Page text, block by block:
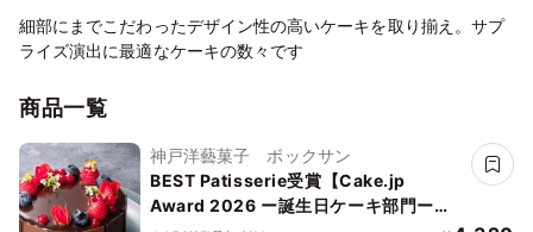
細部にまでこだわったデザイン性の高いケーキを取り揃え。サプ
ライズ演出に最適なケーキの数々です
商品一覧
神戸洋藝菓子 ボックサン
BEST Patisserie受賞【Cake.jp
Award 2026 ー誕生日ケーキ部門ー】